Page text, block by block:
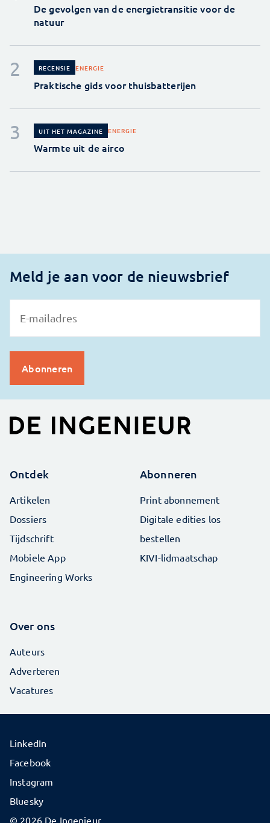
De gevolgen van de energietransitie voor de
natuur
RECENSIE ENERGIE
Praktische gids voor thuisbatterijen
UIT HET MAGAZINE ENERGIE
Warmte uit de airco
Meld je aan voor de nieuwsbrief
Ontdek
Artikelen
Dossiers
Tijdschrift
Mobiele App
Engineering Works
Abonneren
Print abonnement
Digitale edities los
bestellen
KIVI-lidmaatschap
Over ons
Auteurs
Adverteren
Vacatures
© 2026 De Ingenieur
LinkedIn
Facebook
Instagram
Bluesky